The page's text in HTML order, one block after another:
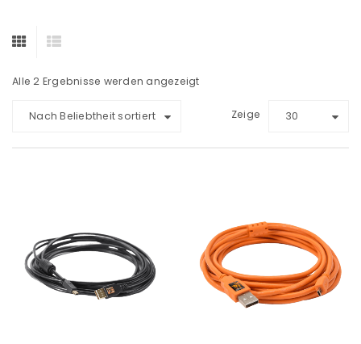
Alle 2 Ergebnisse werden angezeigt
Nach Beliebtheit sortiert Zeige 30